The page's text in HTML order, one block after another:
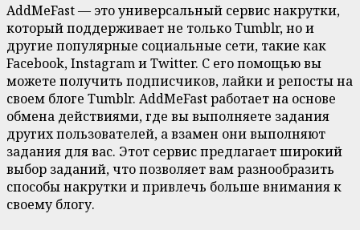
AddMeFast — это универсальный сервис накрутки,
который поддерживает не только Tumblr, но и
другие популярные социальные сети, такие как
Facebook, Instagram и Twitter. С его помощью вы
можете получить подписчиков, лайки и репосты на
своем блоге Tumblr. AddMeFast работает на основе
обмена действиями, где вы выполняете задания
других пользователей, а взамен они выполняют
задания для вас. Этот сервис предлагает широкий
выбор заданий, что позволяет вам разнообразить
способы накрутки и привлечь больше внимания к
своему блогу.